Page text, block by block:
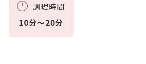
調理時間
10分～20分